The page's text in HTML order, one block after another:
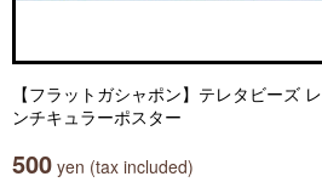
【フラットガシャポン】テレタビーズ レ
ンチキュラーポスター
500 yen (tax included)